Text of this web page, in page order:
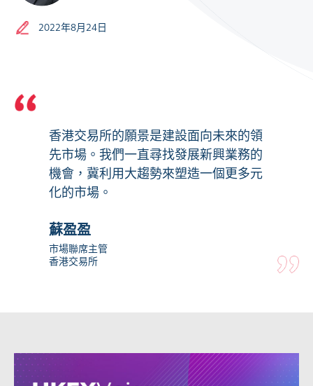
2022年8月24日
香港交易所的願景是建設面向未來的領
先市場。我們一直尋找發展新興業務的
機會，冀利用大趨勢來塑造一個更多元
化的市場。
蘇盈盈
市場聯席主管
香港交易所